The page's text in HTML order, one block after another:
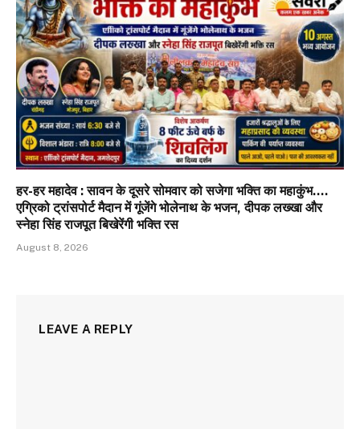
हर-हर महादेव : सावन के दूसरे सोमवार को सजेगा भक्ति का महाकुंभ….
एग्रिको ट्रांसपोर्ट मैदान में गूंजेंगे भोलेनाथ के भजन, दीपक लख्खा और
स्नेहा सिंह राजपूत बिखेरेंगी भक्ति रस
August 8, 2026
LEAVE A REPLY